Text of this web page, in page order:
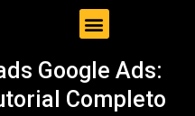
Google Ads:
Completo